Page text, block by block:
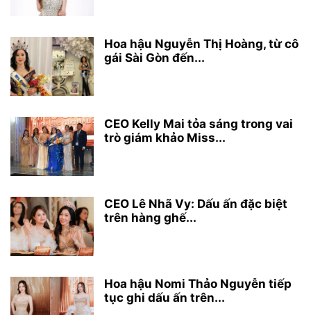
Hoa hậu Nguyễn Thị Hoàng, từ cô
gái Sài Gòn đến...
CEO Kelly Mai tỏa sáng trong vai
trò giám khảo Miss...
CEO Lê Nhã Vy: Dấu ấn đặc biệt
trên hàng ghế...
Hoa hậu Nomi Thảo Nguyễn tiếp
tục ghi dấu ấn trên...